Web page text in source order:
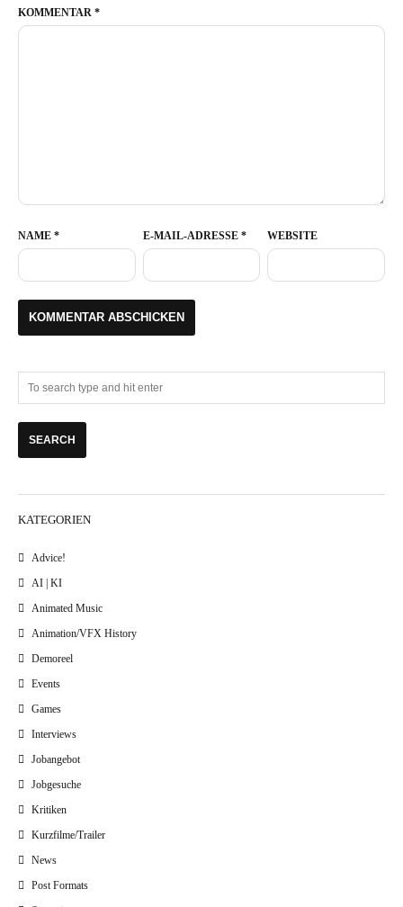
KOMMENTAR *
NAME * E-MAIL-ADRESSE * WEBSITE
KATEGORIEN
Advice!
AI | KI
Animated Music
Animation/VFX History
Demoreel
Events
Games
Interviews
Jobangebot
Jobgesuche
Kritiken
Kurzfilme/Trailer
News
Post Formats